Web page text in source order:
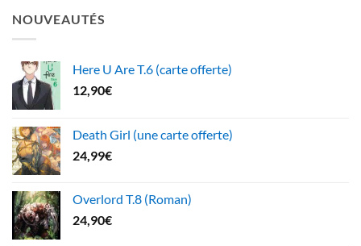
NOUVEAUTÉS
Here U Are T.6 (carte offerte)
12,90€
Death Girl (une carte offerte)
24,99€
Overlord T.8 (Roman)
24,90€